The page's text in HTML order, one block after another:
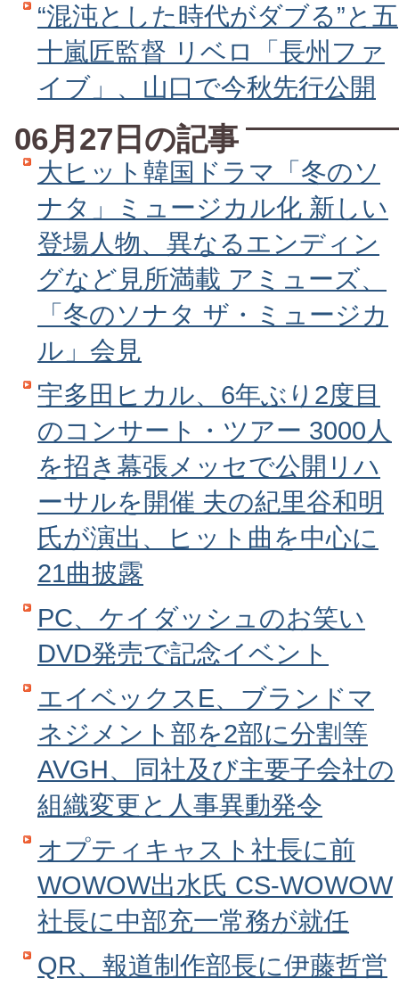
“混沌とした時代がダブる”と五
十嵐匠監督 リベロ「長州ファ
イブ」、山口で今秋先行公開
06月27日の記事
大ヒット韓国ドラマ「冬のソ
ナタ」ミュージカル化 新しい
登場人物、異なるエンディン
グなど見所満載 アミューズ、
「冬のソナタ ザ・ミュージカ
ル」会見
宇多田ヒカル、6年ぶり2度目
のコンサート・ツアー 3000人
を招き幕張メッセで公開リハ
ーサルを開催 夫の紀里谷和明
氏が演出、ヒット曲を中心に
21曲披露
PC、ケイダッシュのお笑い
DVD発売で記念イベント
エイベックスE、ブランドマ
ネジメント部を2部に分割等
AVGH、同社及び主要子会社の
組織変更と人事異動発令
オプティキャスト社長に前
WOWOW出水氏 CS‐WOWOW
社長に中部充一常務が就任
QR、報道制作部長に伊藤哲営